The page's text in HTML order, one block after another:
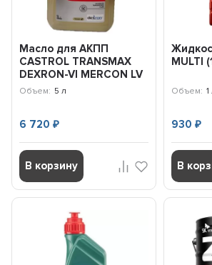
Масло для АКПП
CASTROL TRANSMAX
DEXRON-VI MERCON LV
MULTIVEHICLE (5л)
Объем: 5 л
6 720₽
В корзину
MULTI
Объем: 1
930 ₽
В